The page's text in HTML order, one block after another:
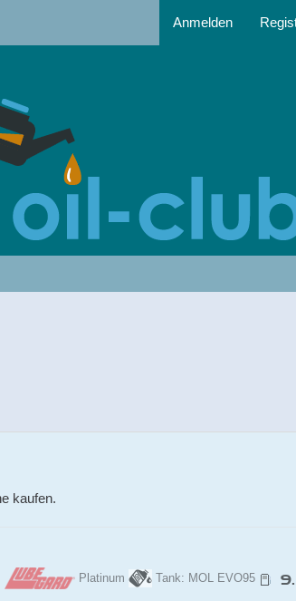
Anmelden
kaufen.
Platinum Tank: MOL EVO95